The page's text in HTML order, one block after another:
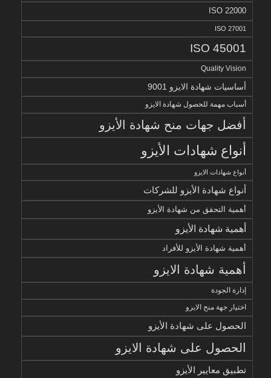
ISO 22000
ISO 27001
ISO 45001
Quality Vision
أساسيات شهادة الايزو 9001
أسباب مهمة للحصول شهادة الايزو
أفضل جهات منح شهادة الأيزو
أنواع شهادات الأيزو
أنواع شهادات الايزو
أنواع شهادة الأيزو للشركات
أهمية التحقق من شهادة الأيزو
أهمية شهادة الأيزو
أهمية شهادة الأيزو للأفراد
أهمية شهادة الايزو
إدارة الجودة
اختيار جهة منح الايزو
الحصول على شهادة الأيزو
الحصول على شهادة الايزو
تطبيق معايير الأيزو